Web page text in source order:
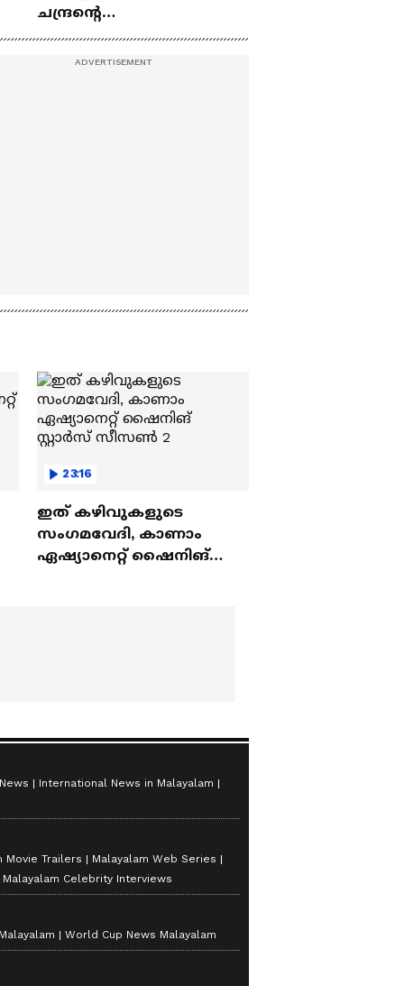
ചന്ദ്രന്റെ
23:16
ഇത് കഴിവുകളുടെ
സംഗമവേദി, കാണാം
ഏഷ്യാനെറ്റ് ഷൈനിങ്
International News in Malayalam
Movie Trailers
Malayalam Web Series
Malayalam Celebrity Interviews
World Cup News Malayalam